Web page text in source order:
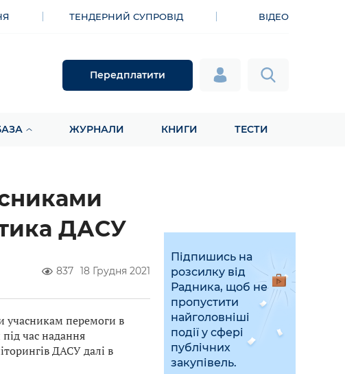
ТЕНДЕРНИЙ СУПРОВІД ВІДЕО
Передплатити
ЖУРНАЛИ КНИГИ ТЕСТИ
ДАСУ
837 18 Грудня 2021
учасникам перемоги в
час надання
ДАСУ далі в
Підпишись на
розсилку від
Радника, щоб не
пропустити
найголовніші
події у сфері
публічних
закупівель.